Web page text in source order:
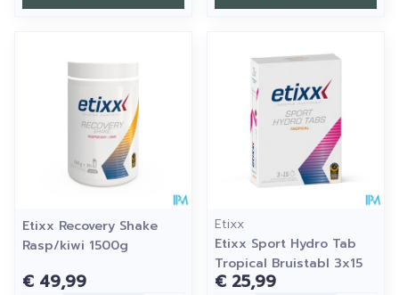
Etixx Recovery Shake
Rasp/kiwi 1500g
€ 49,99
Etixx
Etixx Sport Hydro Tab
Tropical Bruistabl 3x15
€ 25,99